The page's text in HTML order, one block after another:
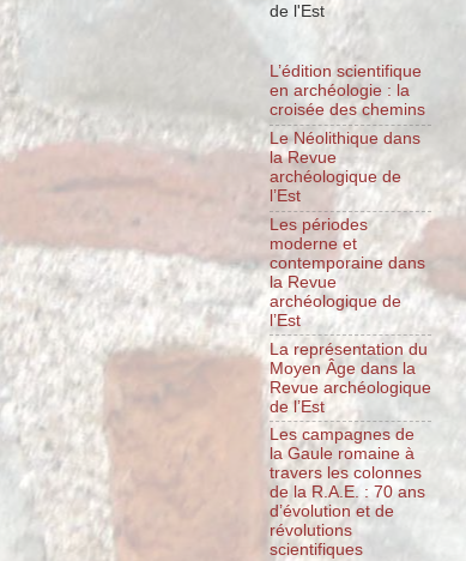
de l'Est
L’édition scientifique
en archéologie : la
croisée des chemins
Le Néolithique dans
la Revue
archéologique de
l’Est
Les périodes
moderne et
contemporaine dans
la Revue
archéologique de
l’Est
La représentation du
Moyen Âge dans la
Revue archéologique
de l’Est
Les campagnes de
la Gaule romaine à
travers les colonnes
de la R.A.E. : 70 ans
d’évolution et de
révolutions
scientifiques